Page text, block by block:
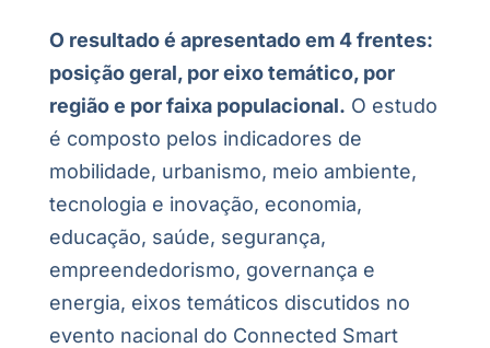
O resultado é apresentado em 4 frentes:
posição geral, por eixo temático, por
região e por faixa populacional. O estudo
é composto pelos indicadores de
mobilidade, urbanismo, meio ambiente,
tecnologia e inovação, economia,
educação, saúde, segurança,
empreendedorismo, governança e
energia, eixos temáticos discutidos no
evento nacional do Connected Smart